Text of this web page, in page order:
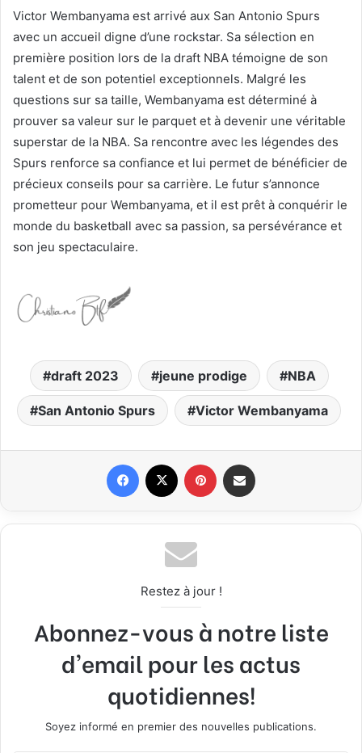
Victor Wembanyama est arrivé aux San Antonio Spurs
avec un accueil digne d’une rockstar. Sa sélection en
première position lors de la draft NBA témoigne de son
talent et de son potentiel exceptionnels. Malgré les
questions sur sa taille, Wembanyama est déterminé à
prouver sa valeur sur le parquet et à devenir une véritable
superstar de la NBA. Sa rencontre avec les légendes des
Spurs renforce sa confiance et lui permet de bénéficier de
précieux conseils pour sa carrière. Le futur s’annonce
prometteur pour Wembanyama, et il est prêt à conquérir le
monde du basketball avec sa passion, sa persévérance et
son jeu spectaculaire.
draft 2023 jeune prodige NBA
San Antonio Spurs Victor Wembanyama
Restez à jour !
Abonnez-vous à notre liste
d'email pour les actus
quotidiennes!
Soyez informé en premier des nouvelles publications.